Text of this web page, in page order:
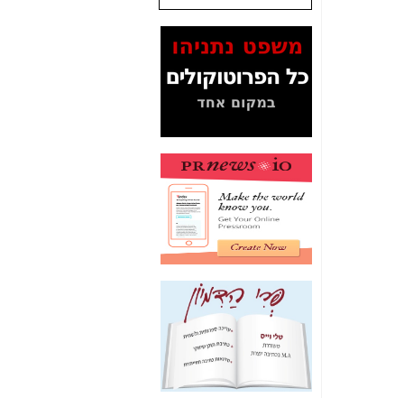
המסמכים בנושא בזק-
Yes (תיק 4000)
לאיש הלא נכון! -כאן
עובדות ומסמכים
האם ביבי כשר
תקשורת עזר לקב'
בזק? -כאן
מה מקור ה-Fake
News שהביא לתפירת
תיק לביבי והעלמת
החשודים הנכונים -כאן
אחת הרגליים של "תיק
4000 התפור"
התמוטטה היום
בניצחון (כפול) של בזק
כאן
איך כתבות מפנקות